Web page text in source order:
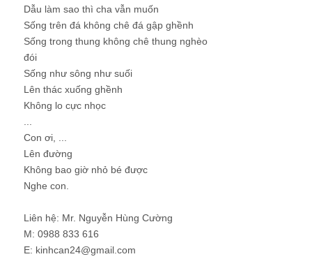
Dẫu làm sao thì cha vẫn muốn
Sống trên đá không chê đá gập ghềnh
Sống trong thung không chê thung nghèo
đói
Sống như sông như suối
Lên thác xuống ghềnh
Không lo cực nhọc
Con ơi, ...
Lên đường
Không bao giờ nhỏ bé được
Nghe con.
Liên hệ: Mr. Nguyễn Hùng Cường
M: 0988 833 616
E: kinhcan24@gmail.com